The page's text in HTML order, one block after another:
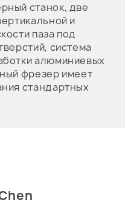
станок, две
и
паза под
система
алюминиевых
фрезер имеет
стандартных